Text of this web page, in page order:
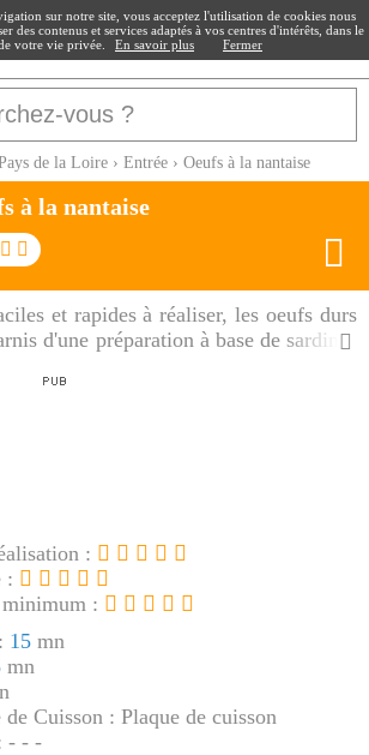
.fr
de la Loire › Entrée › Oeufs à la nantaise
à la nantaise
et rapides à réaliser, les oeufs durs
d'une préparation à base de sardines
d'oeufs est très savoureux.
:
:
:
15 mn
mn
de Cuisson : Plaque de cuisson
- - -
sur notre site, vous acceptez l'utilisation de cookies nous
des contenus et services adaptés à vos centres d'intérêts, dans le
votre vie privée.
En savoir plus Fermer